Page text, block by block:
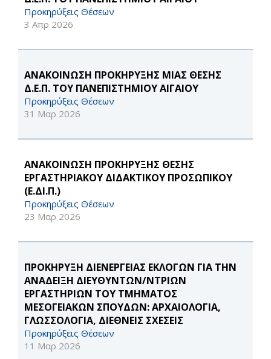
Προκηρύξεις Θέσεων
3 Απρ 2026
ΑΝΑΚΟΙΝΩΣΗ ΠΡΟΚΗΡΥΞΗΣ ΜΙΑΣ ΘΕΣΗΣ
Δ.Ε.Π. ΤΟΥ ΠΑΝΕΠΙΣΤΗΜΙΟΥ ΑΙΓΑΙΟΥ
Προκηρύξεις Θέσεων
31 Μαρ 2026
ΑΝΑΚΟΙΝΩΣΗ ΠΡΟΚΗΡΥΞΗΣ ΘΕΣΗΣ
ΕΡΓΑΣΤΗΡΙΑΚΟΥ ΔΙΔΑΚΤΙΚΟΥ ΠΡΟΣΩΠΙΚΟΥ
(Ε.ΔΙ.Π.)
Προκηρύξεις Θέσεων
23 Μαρ 2026
ΠΡΟΚΗΡΥΞΗ ΔΙΕΝΕΡΓΕΙΑΣ ΕΚΛΟΓΩΝ ΓΙΑ ΤΗΝ
ΑΝΑΔΕΙΞΗ ΔΙΕΥΘΥΝΤΩΝ/ΝΤΡΙΩΝ
ΕΡΓΑΣΤΗΡΙΩΝ ΤΟΥ ΤΜΗΜΑΤΟΣ
ΜΕΣΟΓΕΙΑΚΩΝ ΣΠΟΥΔΩΝ: ΑΡΧΑΙΟΛΟΓΙΑ,
ΓΛΩΣΣΟΛΟΓΙΑ, ΔΙΕΘΝΕΙΣ ΣΧΕΣΕΙΣ
Προκηρύξεις Θέσεων
11 Μαρ 2026